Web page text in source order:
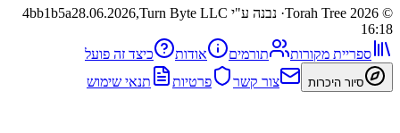
· נבנה ע"י Turn Byte LLC 4bb1b5a28.06.2026,
מקורות תורמים אודות כיצד זה פועל
היכרות צור קשר פרטיות תנאי שימוש